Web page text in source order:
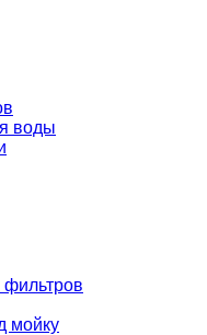
воды
фильтров
мойку